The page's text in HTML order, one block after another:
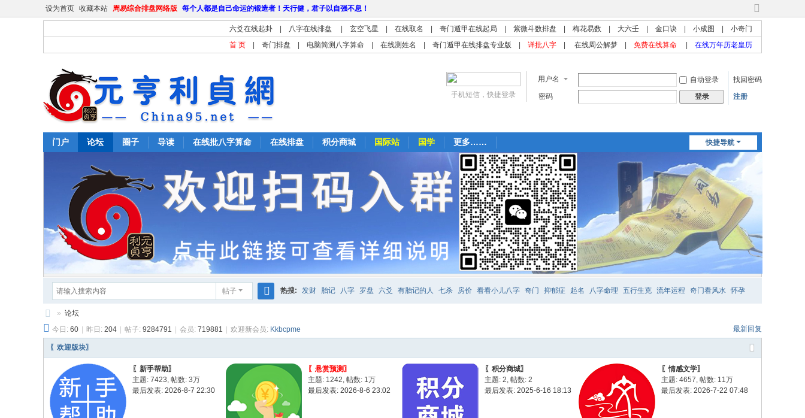
设为首页 收藏本站 周易综合排盘网络版 每个人都是自己命运的锻造者！天行健，君子以自强不息！
切
换
到
宽
六爻在线起卦 八字在线排盘 玄空飞星 在线取名 奇门遁甲在线起局 紫微斗数排盘 梅花易数 大六壬 金口诀 小成图
小奇门
首 页
奇门排盘 电脑简测八字算命 在线测姓名 奇门遁甲在线排盘专业版 详批八字 在线周公解梦 免费在线算命 在线万年历老皇历
用户名 自动登录
找回密码
密码
登录 注册
手机短信，快捷登录
快捷导航
门户 论坛 圈子 导读 在线批八字算命 在线排盘 积分商城 国际站 国学 更多……
帖子
索
热搜: 发财 胎记 八字 罗盘 六爻 有胎记的人 七杀 房价 看看小儿八字 奇门 抑郁症 起名 八字命理 五行生克 流年运程 奇门看风水 怀孕
元
亨
网
» 论坛
今日: 60 昨日: 204 帖子: 9284791 会员: 719881 欢迎新会员: Kkbcpme 最新回复
〖欢迎版块〗
〖新手帮助〗
主题: 7423, 帖数: 3万
最后发表: 2026-8-7 22:30
〖悬赏预测〗
主题: 1242, 帖数: 1万
最后发表: 2026-8-6 23:02
〖积分商城〗
主题: 2, 帖数: 2
最后发表: 2025-6-16 18:13
〖情感文学〗
主题: 4657, 帖数: 11万
最后发表: 2026-7-22 07:48